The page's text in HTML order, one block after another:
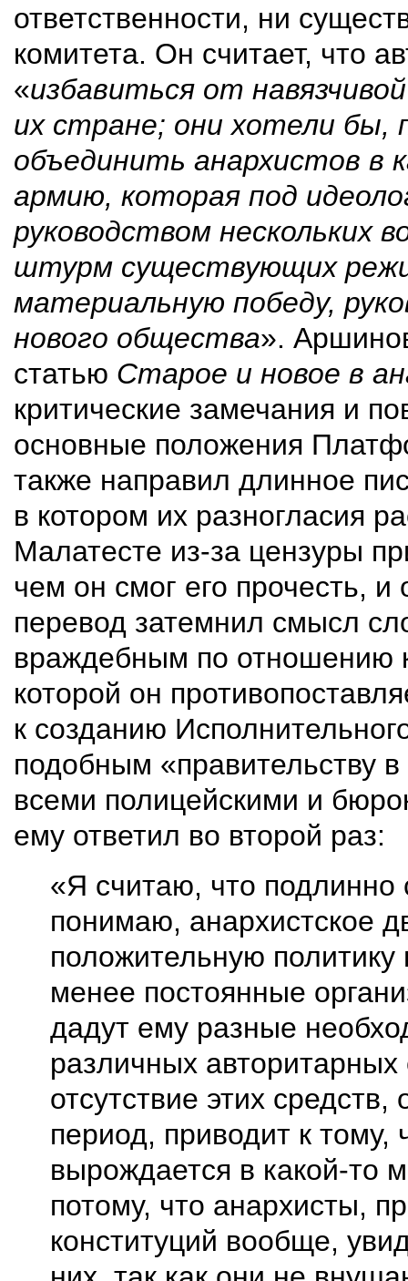
ответственности, ни
комитета. Он считает, что
«избавиться от
их стране; они хотели бы,
объединить анархистов в
армию, которая под
руководством нескольких
штурм существующих
материальную победу,
нового общества».
статью Старое и новое в
критические замечания и
основные положения
также направил длинное
в котором их разногласия
Малатесте из-за цензуры
чем он смог его прочесть,
перевод затемнил смысл
враждебным по отношению
которой он
к созданию
подобным «правительству
всеми полицейскими и
ему ответил во второй раз:
«Я считаю, что подлинно
понимаю, анархистское
положительную
менее постоянные
дадут ему разные
различных
отсутствие этих
период, приводит к тому,
вырождается в какой-то
потому, что анархисты,
конституций вообще,